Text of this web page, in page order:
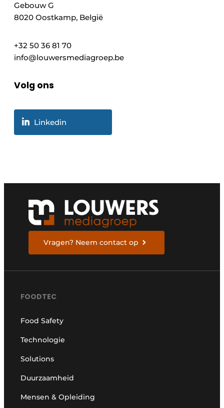
Gebouw G
8020 Oostkamp, België
+32 50 36 81 70
info@louwersmediagroep.be
Volg ons
Linkedin
Vragen? Neem contact op
FOODTEC
Food Safety
Technologie
Solutions
Duurzaamheid
Mensen & Opleiding